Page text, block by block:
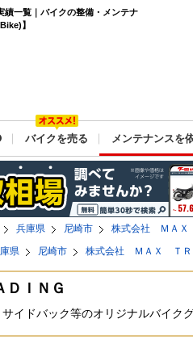
一覧｜バイクの整備・メンテナ
】
バイクを売る メンテナンスを
兵庫県 尼崎市 株式会社 ＭＡＸ
県 尼崎市 株式会社 ＭＡＸ ＴＲ
ＩＮＧ
イドバック等のオリジナルバイク